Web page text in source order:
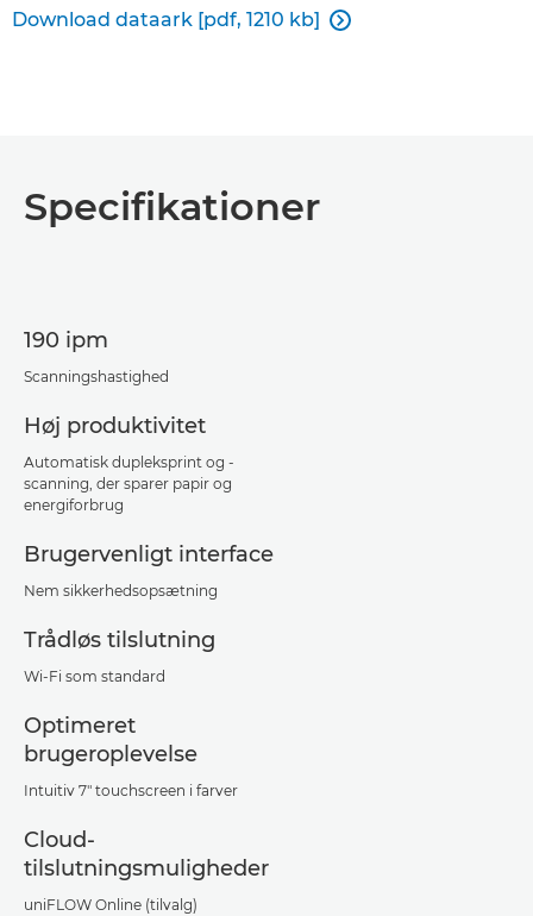
Download dataark [pdf, 1210 kb] 
Specifikationer
190 ipm
Scanningshastighed
Høj produktivitet
Automatisk dupleksprint og -
scanning, der sparer papir og
energiforbrug
Brugervenligt interface
Nem sikkerhedsopsætning
Trådløs tilslutning
Wi-Fi som standard
Optimeret
brugeroplevelse
Intuitiv 7" touchscreen i farver
Cloud-
tilslutningsmuligheder
uniFLOW Online (tilvalg)